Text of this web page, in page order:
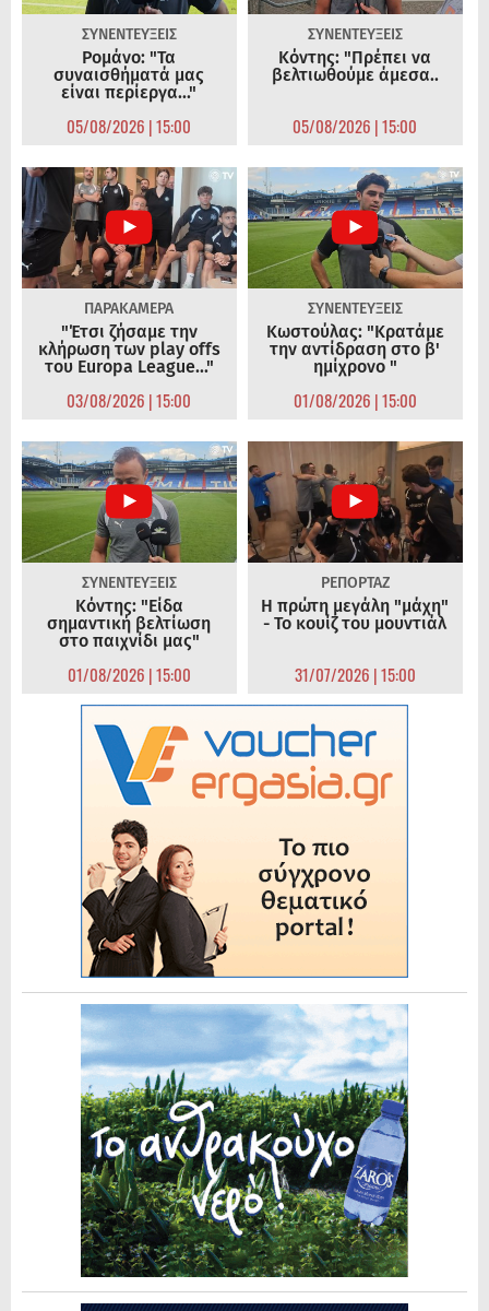
ΣΥΝΕΝΤΕΥΞΕΙΣ
Ρομάνο: "Τα
συναισθήματά μας
είναι περίεργα..."
05/08/2026 | 15:00
ΣΥΝΕΝΤΕΥΞΕΙΣ
Κόντης: "Πρέπει να
βελτιωθούμε άμεσα..
05/08/2026 | 15:00
ΠΑΡΑΚΑΜΕΡΑ
"Έτσι ζήσαμε την
κλήρωση των play offs
του Europa League..."
03/08/2026 | 15:00
ΣΥΝΕΝΤΕΥΞΕΙΣ
Κωστούλας: "Κρατάμε
την αντίδραση στο β'
ημίχρονο "
01/08/2026 | 15:00
ΣΥΝΕΝΤΕΥΞΕΙΣ
Κόντης: "Είδα
σημαντική βελτίωση
στο παιχνίδι μας"
01/08/2026 | 15:00
ΡΕΠΟΡΤΑΖ
Η πρώτη μεγάλη "μάχη"
- Το κουίζ του μουντιάλ
31/07/2026 | 15:00